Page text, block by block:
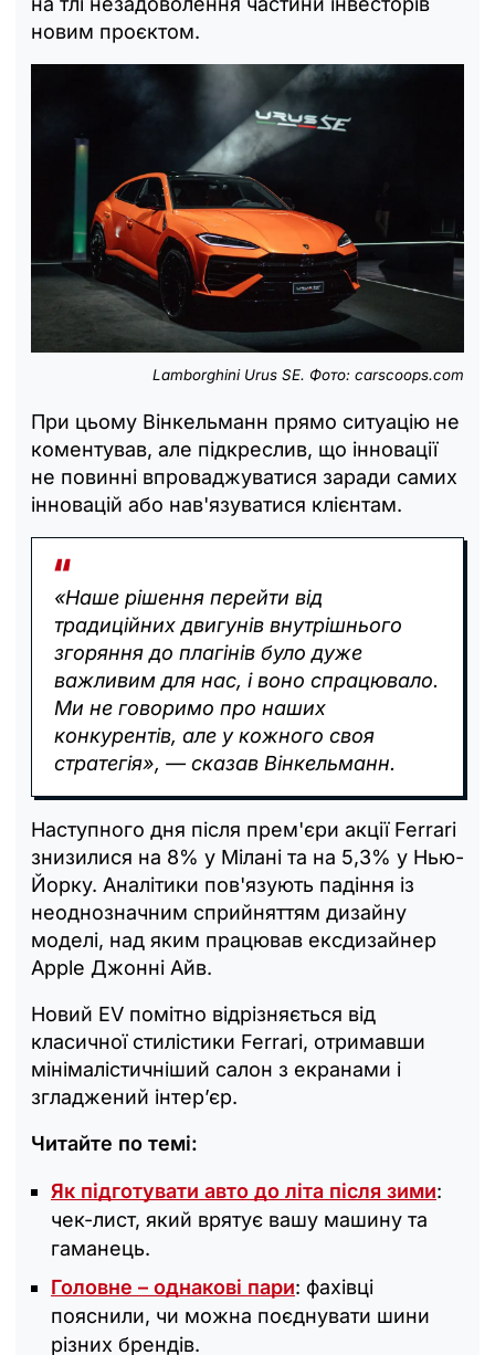
новим проєктом.
Lamborghini Urus SE. Фото: carscoops.com
При цьому Вінкельманн прямо ситуацію не
коментував, але підкреслив, що інновації
не повинні впроваджуватися заради самих
інновацій або нав'язуватися клієнтам.
«Наше рішення перейти від
традиційних двигунів внутрішнього
згоряння до плагінів було дуже
важливим для нас, і воно спрацювало.
Ми не говоримо про наших
конкурентів, але у кожного своя
стратегія», — сказав Вінкельманн.
Наступного дня після прем'єри акції Ferrari
знизилися на 8% у Мілані та на 5,3% у Нью-
Йорку. Аналітики пов'язують падіння із
неоднозначним сприйняттям дизайну
моделі, над яким працював ексдизайнер
Apple Джонні Айв.
Новий EV помітно відрізняється від
класичної стилістики Ferrari, отримавши
мінімалістичніший салон з екранами і
згладжений інтер’єр.
Читайте по темі:
Як підготувати авто до літа після зими:
чек-лист, який врятує вашу машину та
гаманець.
Головне – однакові пари: фахівці
пояснили, чи можна поєднувати шини
різних брендів.